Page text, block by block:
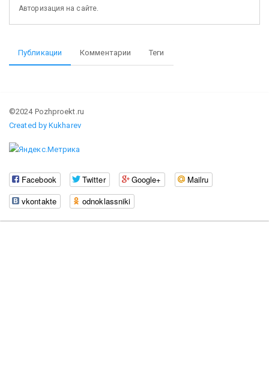
Авторизация на сайте.
Публикации Комментарии Теги
©2024 Pozhproekt.ru
Created by Kukharev
Facebook Twitter Google+
Mailru
vkontakte
odnoklassniki